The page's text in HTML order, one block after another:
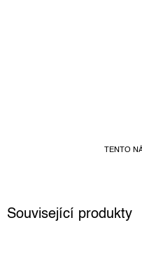
TENTO
Související produkty